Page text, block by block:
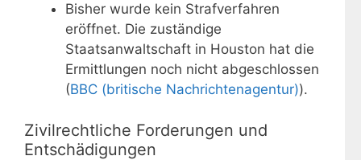
Bisher wurde kein Strafverfahren
eröffnet. Die zuständige
Staatsanwaltschaft in Houston hat die
Ermittlungen noch nicht abgeschlossen
(BBC (britische Nachrichtenagentur)).
Zivilrechtliche Forderungen und
Entschädigungen